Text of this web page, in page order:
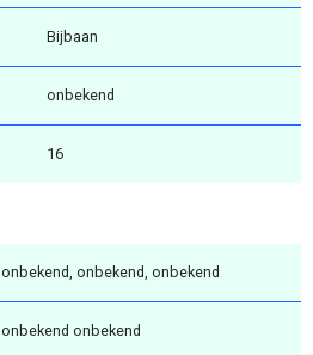
Bijbaan
onbekend
16
onbekend, onbekend, onbekend
onbekend onbekend